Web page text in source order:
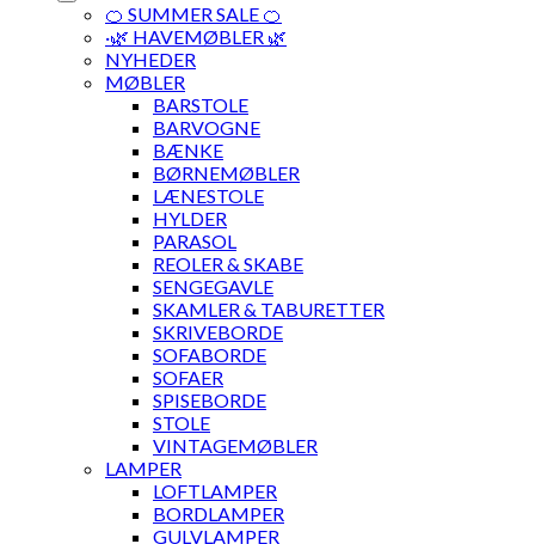
🍊 SUMMER SALE 🍊
·🌿 HAVEMØBLER 🌿
NYHEDER
MØBLER
BARSTOLE
BARVOGNE
BÆNKE
BØRNEMØBLER
LÆNESTOLE
HYLDER
PARASOL
REOLER & SKABE
SENGEGAVLE
SKAMLER & TABURETTER
SKRIVEBORDE
SOFABORDE
SOFAER
SPISEBORDE
STOLE
VINTAGEMØBLER
LAMPER
LOFTLAMPER
BORDLAMPER
GULVLAMPER